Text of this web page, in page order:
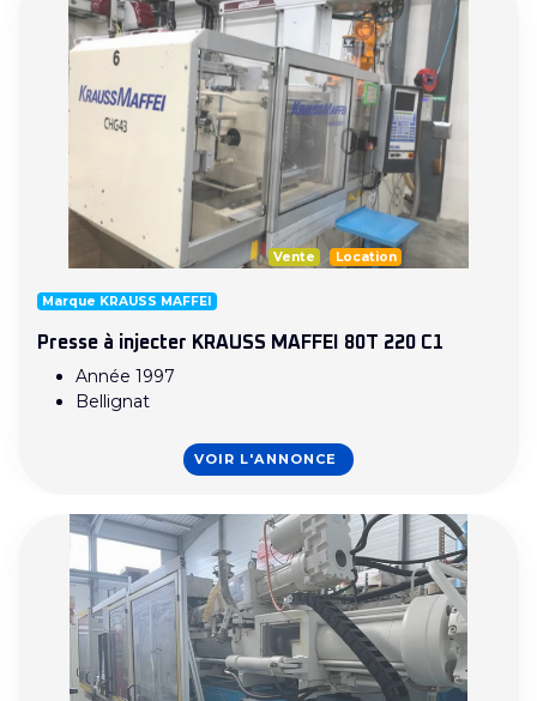
Vente Location
Marque KRAUSS MAFFEI
Presse à injecter KRAUSS MAFFEI 80T 220 C1
Année 1997
Bellignat
VOIR L'ANNONCE